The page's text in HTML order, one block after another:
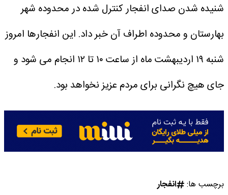
شنیده شدن صدای انفجار کنترل شده در محدوده شهر
بهارستان و محدوده اطراف آن خبر داد. این انفجارها امروز
شنبه ۱۹ اردیبهشت ماه از ساعت ۱۰ تا ۱۲ انجام می شود و
جای هیچ نگرانی برای مردم عزیز نخواهد بود.
برچسب ها: انفجار